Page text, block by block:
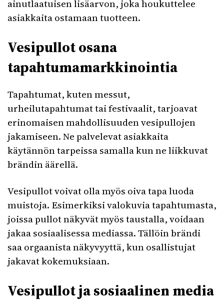
ainutlaatuisen lisäarvon, joka houkuttelee
asiakkaita ostamaan tuotteen.
Vesipullot osana
tapahtumamarkkinointia
Tapahtumat, kuten messut,
urheilutapahtumat tai festivaalit, tarjoavat
erinomaisen mahdollisuuden vesipullojen
jakamiseen. Ne palvelevat asiakkaita
käytännön tarpeissa samalla kun ne liikkuvat
brändin äärellä.
Vesipullot voivat olla myös oiva tapa luoda
muistoja. Esimerkiksi valokuvia tapahtumasta,
joissa pullot näkyvät myös taustalla, voidaan
jakaa sosiaalisessa mediassa. Tällöin brändi
saa orgaanista näkyvyyttä, kun osallistujat
jakavat kokemuksiaan.
Vesipullot ja sosiaalinen media